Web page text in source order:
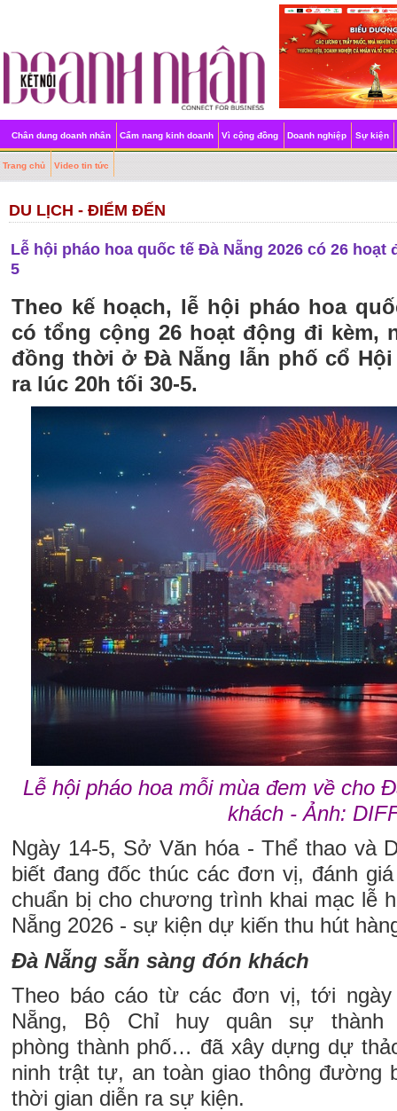
Chân dung doanh nhân Cẩm nang kinh doanh Vì cộng đồng Doanh nghiệp Sự kiện
Trang chủ Video tin tức
DU LỊCH - ĐIỂM ĐẾN
Lễ hội pháo hoa quốc tế Đà Nẵng 2026 có 26 hoạt
5
Theo kế hoạch, lễ hội pháo hoa
có tổng cộng 26 hoạt động đi kèm,
đồng thời ở Đà Nẵng lẫn phố cổ
ra lúc 20h tối 30-5.
Lễ hội pháo hoa mỗi mùa đem về cho
khách - Ảnh:
Ngày 14-5, Sở Văn hóa - Thể thao và
biết đang đốc thúc các đơn vị, đánh
chuẩn bị cho chương trình khai mạc lễ
Nẵng 2026 - sự kiện dự kiến thu hút
Đà Nẵng sẵn sàng đón khách
Theo báo cáo từ các đơn vị, tới
Nẵng, Bộ Chỉ huy quân sự
phòng thành phố… đã xây dựng dự
ninh trật tự, an toàn giao thông đường
thời gian diễn ra sự kiện.